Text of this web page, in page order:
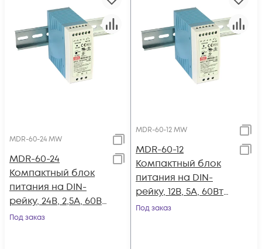
MDR-60-24 MW
MDR-60-24
Компактный блок
питания на DIN-
рейку, 24В, 2,5А, 60Вт
Mean Well
Под заказ
MDR-60-12 MW
MDR-60-12
Компактный блок
питания на DIN-
рейку, 12В, 5А, 60Вт
Mean Well
Под заказ